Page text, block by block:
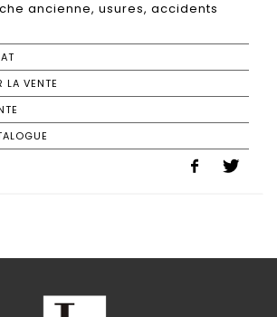
ancienne, usures, accidents
LA VENTE